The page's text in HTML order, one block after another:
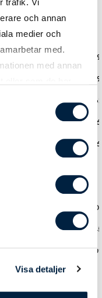
trafik. Vi
och annan
medier och
med.
med annan
Visa detaljer
1,09
1,09
2,24 2,16
2,24 2,16
2,51
5,68 4,19